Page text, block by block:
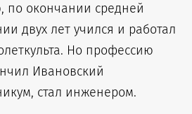
по окончании средней
двух лет учился и работал
Но профессию
Ивановский
стал инженером.